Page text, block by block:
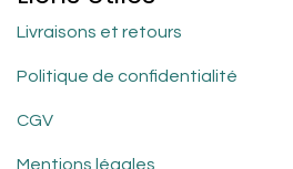
Livraisons et retours
Politique de confidentialité
CGV
Mentions légales